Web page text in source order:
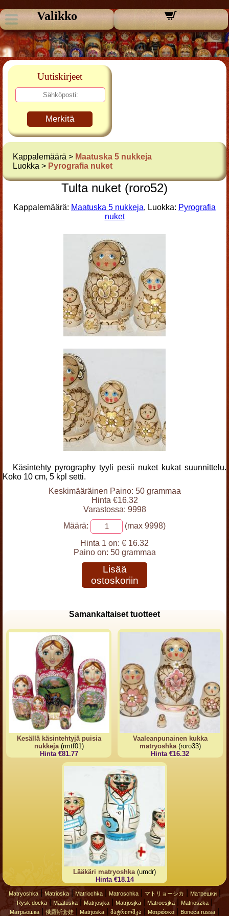
Valikko
Uutiskirjeet
Merkitä
Kappalemäärä > Maatuska 5 nukkeja
Luokka > Pyrografia nuket
Tulta nuket (roro52)
Kappalemäärä: Maatuska 5 nukkeja, Luokka: Pyrografia
nuket
Käsintehty pyrography tyyli pesii nuket kukat suunnittelu.
Koko 10 cm, 5 kpl setti.
Keskimääräinen Paino: 50 grammaa
Hinta €16.32
Varastossa: 9998
Määrä:
(max 9998)
Hinta 1 on: € 16.32
Paino on: 50 grammaa
Lisää
ostoskoriin
Samankaltaiset tuotteet
Kesällä käsintehtyjä puisia
nukkeja (rmtf01)
Hinta €81.77
Vaaleanpunainen kukka
matryoshka(roro33)
Hinta €16.32
Lääkäri matryoshka(umdr)
Hinta €18.14
Matryoshka| Matrioska| Matriochka| Matroschka| マトリョーシカ Матрешки|
Rysk docka| Maatuska| Matrjosjka| Matrjosjka| Matroesjka| Matrioszka|
Матрьошка 俄羅斯套娃 Matrjoska მატრიოშკა Ματριόσκα Boneca russa